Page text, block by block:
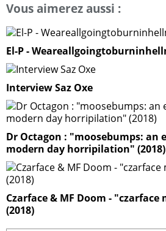
Vous aimerez aussi :
El-P -
Interview Saz Oxe
Dr Octagon : "moosebumps:
modern day horripilation" (2018)
Czarface & MF Doom -
(2018)